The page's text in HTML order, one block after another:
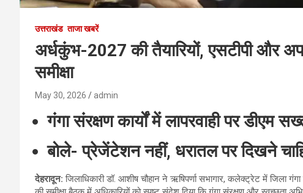
उत्तराखंड ताजा खबरें
अर्धकुंभ-2027 की तैयारियों, एसटीपी और
समीक्षा
May 30, 2026 admin
गंगा संरक्षण कार्यों में लापरवाही पर डीएम
बोले- प्रेजेंटेशन नहीं, धरातल पर दिखने
देहरादून: जिलाधिकारी डॉ. आशीष चौहान ने ऋषिपर्णा सभागार, कलेक्ट्रेट में जिला